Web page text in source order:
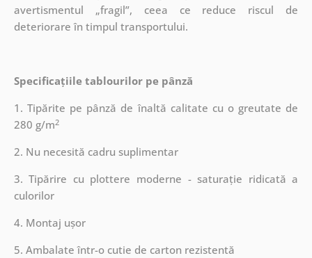
avertismentul „fragil”, ceea ce reduce riscul de
deteriorare în timpul transportului.
Specificațiile tablourilor pe pânză
1. Tipărite pe pânză de înaltă calitate cu o greutate de
280 g/m2
2. Nu necesită cadru suplimentar
3. Tipărire cu plottere moderne - saturație ridicată a
culorilor
4. Montaj ușor
5. Ambalate într-o cutie de carton rezistentă